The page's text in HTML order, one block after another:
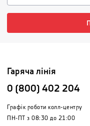
Гаряча лінія
0 (800) 402 204
Графік роботи колл-центру
ПН-ПТ з 08:30 до 21:00